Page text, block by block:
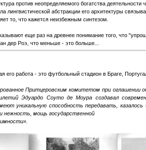
против неопределяемого богатства
лингвистической абстракции его архитектуры
то, что кажется неизбежным синтезом.
еще раз на древнее понимание того, что
дер Роэ, что меньше - это больше...
его работа - это футбольный стадион в Браге,
Притцеровским комитетом при оглашении
Эдуардо Соуто де Моура создавал
уникальную способность передавать,
нежность, мощь государственной